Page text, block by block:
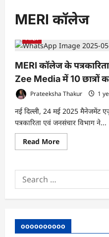
MERI कॉलेज
शिक्षा
MERI कॉलेज के
Zee Media में 10 छात्रों
Prateeksha Thakur 1
नई दिल्ली, 24 मई 2025 मैनेजमेंट
पत्रकारिता एवं जनसंचार विभाग ने...
Read MoreRead
more
कॉलेज
छात्रों
को
Zee
Media
में
Search
for:
oooooooooo